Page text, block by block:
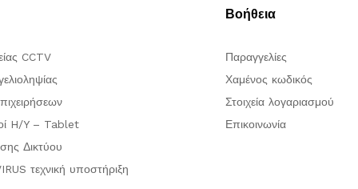
CCTV
H/Y – Tablet
Δικτύου
τεχνική υποστήριξη
Βοήθεια
Παραγγελίες
Χαμένος κωδικός
Στοιχεία λογαριασμού
Επικοινωνία